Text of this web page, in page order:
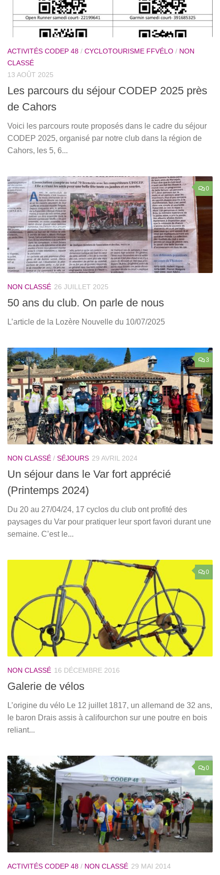
ACTIVITÉS CODEP 48 / CYCLOTOURISME FFVÉLO / NON
CLASSÉ
13 AOÛT 2025
Les parcours du séjour CODEP 2025 près
de Cahors
Voici les parcours route proposés dans le cadre du séjour
CODEP 2025, organisé par notre club dans la région de
Cahors, les 5, 6...
0
NON CLASSÉ 26 JUILLET 2025
50 ans du club. On parle de nous
L’article de la Lozère Nouvelle du 10/07/2025
3
NON CLASSÉ / SÉJOURS 29 AVRIL 2024
Un séjour dans le Var fort apprécié
(Printemps 2024)
Du 20 au 27/04/24, 17 cyclos du club ont profité des
paysages du Var pour pratiquer leur sport favori durant une
semaine. C’est le...
0
NON CLASSÉ 16 DÉCEMBRE 2016
Galerie de vélos
L’origine du vélo Le 12 juillet 1817, un allemand de 32 ans,
le baron Drais assis à califourchon sur une poutre en bois
reliant...
0
ACTIVITÉS CODEP 48 / NON CLASSÉ 29 MAI 2014